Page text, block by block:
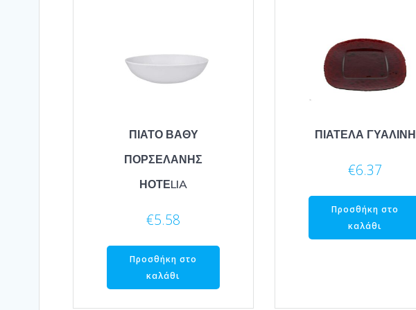
ΠΙΑΤΟ ΒΑΘΥ
ΠΟΡΣΕΛΑΝΗΣ
ΗΟΤΕLIA
€5.58
Προσθήκη στο
καλάθι
ΠΙΑΤΕΛΑ ΓΥΑΛΙΝΗ
€6.37
Προσθήκη στο
καλάθι